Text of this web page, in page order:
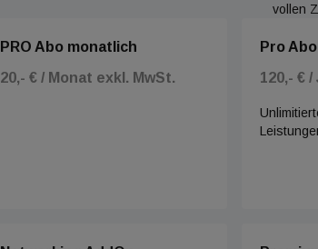
vollen
PRO Abo monatlich
20,- € / Monat exkl. MwSt.
Pro Abo
120,- €